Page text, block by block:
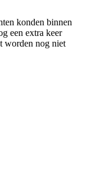
konden binnen
een extra keer
worden nog niet